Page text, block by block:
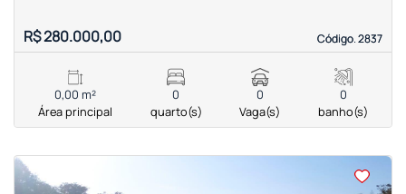
Código. 2837
Código. 2837
R$ 280.000,00
0,00 m²
Área principal
0
quarto(s)
0
Vaga(s)
0
banho(s)
<<